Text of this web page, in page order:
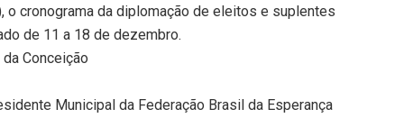
o cronograma da diplomação de eleitos e suplentes
de 11 a 18 de dezembro.
Conceição
Municipal da Federação Brasil da Esperança